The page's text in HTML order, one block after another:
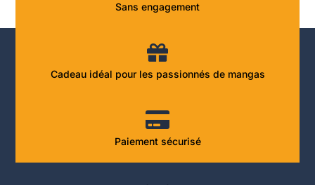
Sans engagement
Cadeau idéal pour les passionnés de mangas
Paiement sécurisé